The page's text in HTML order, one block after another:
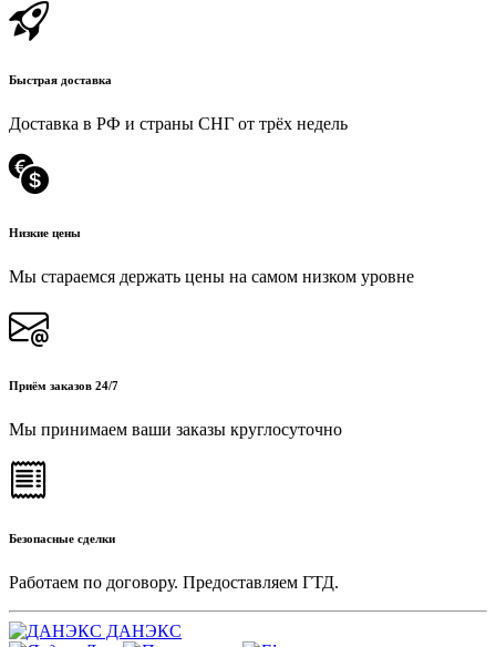
Быстрая доставка
Доставка в РФ и страны СНГ от трёх недель
Низкие цены
Мы стараемся держать цены на самом низком уровне
Приём заказов 24/7
Мы принимаем ваши заказы круглосуточно
Безопасные сделки
Работаем по договору. Предоставляем ГТД.
ДАНЭКС